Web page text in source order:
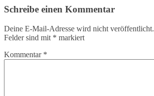
Schreibe einen Kommentar
Deine E-Mail-Adresse wird nicht veröffentlicht.
Felder sind mit * markiert
Kommentar *